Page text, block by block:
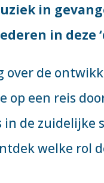
in
in deze
over de
op een reis
in de zuidelijke
welke rol